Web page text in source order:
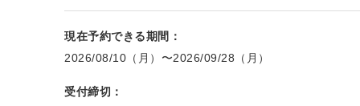
現在予約できる期間：
2026/08/10（月）〜2026/09/28（月）
受付締切：